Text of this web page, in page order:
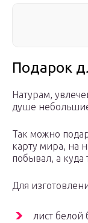
Подарок
Натурам,
душе
Так можно
карту мира, на
побывал, а куда
Для
лист белой